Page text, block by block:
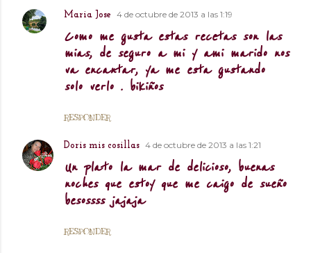
Maria Jose 4 de octubre de 2013 a las 1:19
Como me gusta estas recetas son las
mias, de seguro a mi y ami marido nos
va encantar, ya me esta gustando
solo verlo . bikiños
RESPONDER
Doris mis cosillas 4 de octubre de 2013 a las 1:21
Un plato la mar de delicioso, buenas
noches que estoy que me caigo de sueño
besossss jajaja
RESPONDER